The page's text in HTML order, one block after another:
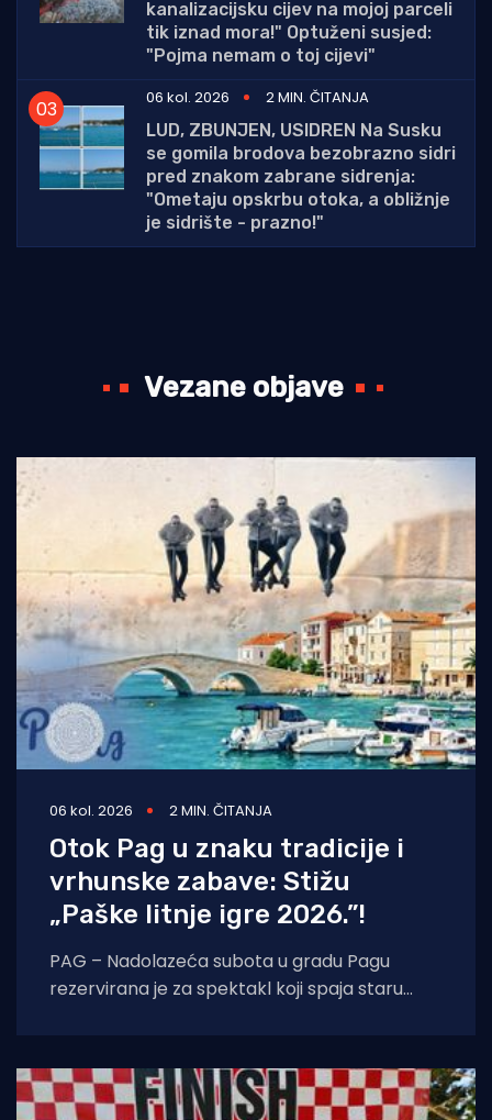
kanalizacijsku cijev na mojoj parceli
tik iznad mora!" Optuženi susjed:
"Pojma nemam o toj cijevi"
06 kol. 2026
2 MIN. ČITANJA
LUD, ZBUNJEN, USIDREN Na Susku
se gomila brodova bezobrazno sidri
pred znakom zabrane sidrenja:
"Ometaju opskrbu otoka, a obližnje
je sidrište - prazno!"
Vezane objave
06 kol. 2026 2 MIN. ČITANJA
Otok Pag u znaku tradicije i
vrhunske zabave: Stižu
„Paške litnje igre 2026.”!
PAG – Nadolazeća subota u gradu Pagu
rezervirana je za spektakl koji spaja staru